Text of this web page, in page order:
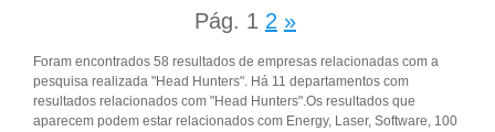
Pág. 1 2 »
Foram encontrados 58 resultados de empresas relacionadas com a
pesquisa realizada "Head Hunters". Há 11 departamentos com
resultados relacionados com "Head Hunters".Os resultados que
aparecem podem estar relacionados com Energy, Laser, Software, 100